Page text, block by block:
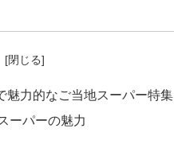
魅力的なご当地スーパー特集
ーパーの魅力